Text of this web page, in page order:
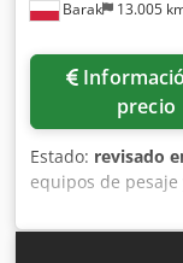
Barak 13.005
Información de
precio
Estado: revisado
equipos de
sido sometidas a
Iokr Ofrecemos